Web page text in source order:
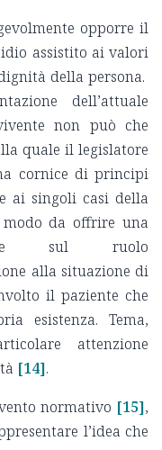
opporre il
assistito ai valori
della persona.
dell’attuale
non può che
quale il legislatore
cornice di principi
ai singoli casi della
da offrire una
sul ruolo
alla situazione di
il paziente che
esistenza. Tema,
attenzione
[14].
normativo [15],
l’idea che